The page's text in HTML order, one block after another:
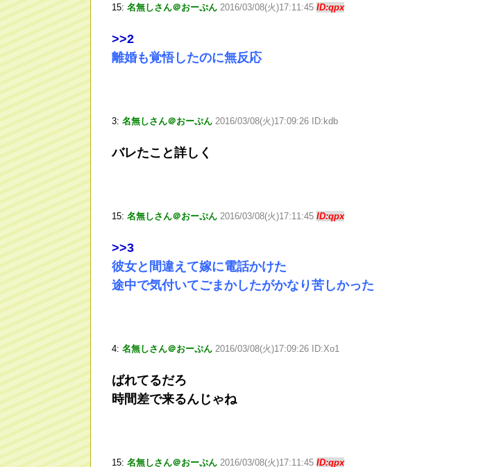
15: 名無しさん＠おーぷん 2016/03/08(火)17:11:45 ID:qpx
>>2
離婚も覚悟したのに無反応
3: 名無しさん＠おーぷん 2016/03/08(火)17:09:26 ID:kdb
バレたこと詳しく
15: 名無しさん＠おーぷん 2016/03/08(火)17:11:45 ID:qpx
>>3
彼女と間違えて嫁に電話かけた
途中で気付いてごまかしたがかなり苦しかった
4: 名無しさん＠おーぷん 2016/03/08(火)17:09:26 ID:Xo1
ばれてるだろ
時間差で来るんじゃね
15: 名無しさん＠おーぷん 2016/03/08(火)17:11:45 ID:qpx